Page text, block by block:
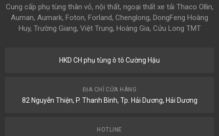
Cung cấp phụ tùng thân vỏ, nội thất, ngoại thất xe tải Thaco Ollin,
Auman, Aumark, Foton, Forland, Chenglong, DongFeng Hoàng
Huy, Trường Giang, Việt Trung, Hoàng Gia, Cửu Long TMT
HKD CH phụ tùng ô tô Cường Hậu
ĐỊA CHỈ CỬA HÀNG
82 Nguyễn Thiện, P. Thanh Bình, Tp. Hải Dương, Hải Dương
HOTLINE